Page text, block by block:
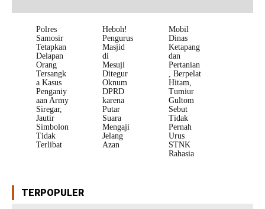
Polres
Samosir
Tetapkan
Delapan
Orang
Tersangk
a Kasus
Penganiy
aan Army
Siregar,
Jautir
Simbolon
Tidak
Terlibat
Heboh!
Pengurus
Masjid
di
Mesuji
Ditegur
Oknum
DPRD
karena
Putar
Suara
Mengaji
Jelang
Azan
Mobil
Dinas
Ketapang
dan
Pertanian
, Berpelat
Hitam,
Tumiur
Gultom
Sebut
Tidak
Pernah
Urus
STNK
Rahasia
TERPOPULER